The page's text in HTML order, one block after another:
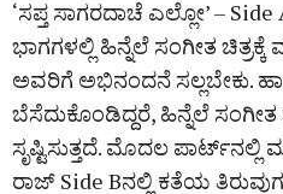
‘ಸಪ್ತ ಸಾಗರದಾಚೆ ಎಲ್ಲೋ’ –
ಭಾಗಗಳಲ್ಲಿ ಹಿನ್ನೆಲೆ ಸಂಗೀತ
ಅವರಿಗೆ ಅಭಿನಂದನೆ ಸಲ್ಲಬೇಕು.
ಬೆಸೆದುಕೊಂಡಿದ್ದರೆ, ಹಿನ್ನೆಲೆ
ಸೃಷ್ಟಿಸುತ್ತದೆ. ಮೊದಲ ಪಾರ್ಟ್‌ನಲ್ಲಿ
ರಾಜ್‌ Side Bನಲ್ಲಿ ಕತೆಯ